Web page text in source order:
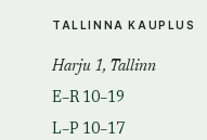
TALLINNA KAUPLUS
Harju 1, Tallinn
E–R 10–19
L–P 10–17